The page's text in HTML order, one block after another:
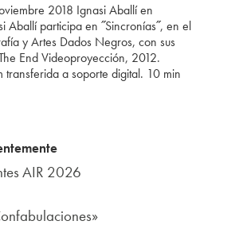
2018 Ignasi Aballí en
Aballí participa en ˝Sincronías˝, en el
y Artes Dados Negros, con sus
End Videoproyección, 2012.
transferida a soporte digital. 10 min
AIR 2026